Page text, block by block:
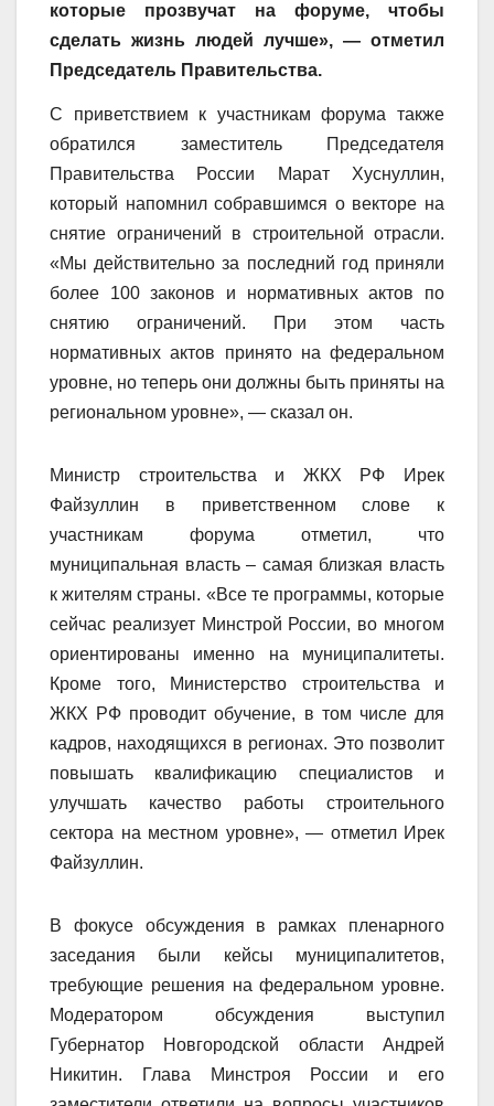
которые прозвучат на форуме, чтобы
сделать жизнь людей лучше», — отметил
Председатель Правительства.
С приветствием к участникам форума также
обратился заместитель Председателя
Правительства России Марат Хуснуллин,
который напомнил собравшимся о векторе на
снятие ограничений в строительной отрасли.
«Мы действительно за последний год приняли
более 100 законов и нормативных актов по
снятию ограничений. При этом часть
нормативных актов принято на федеральном
уровне, но теперь они должны быть приняты на
региональном уровне», — сказал он.
Министр строительства и ЖКХ РФ Ирек
Файзуллин в приветственном слове к
участникам форума отметил, что
муниципальная власть – самая близкая власть
к жителям страны. «Все те программы, которые
сейчас реализует Минстрой России, во многом
ориентированы именно на муниципалитеты.
Кроме того, Министерство строительства и
ЖКХ РФ проводит обучение, в том числе для
кадров, находящихся в регионах. Это позволит
повышать квалификацию специалистов и
улучшать качество работы строительного
сектора на местном уровне», — отметил Ирек
Файзуллин.
В фокусе обсуждения в рамках пленарного
заседания были кейсы муниципалитетов,
требующие решения на федеральном уровне.
Модератором обсуждения выступил
Губернатор Новгородской области Андрей
Никитин. Глава Минстроя России и его